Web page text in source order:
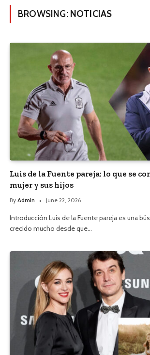
BROWSING: NOTICIAS
Luis de la Fuente pareja: lo que se
mujer y sus hijos
By Admin June 22, 2026
Introducción Luis de la Fuente pareja es una
crecido mucho desde que…